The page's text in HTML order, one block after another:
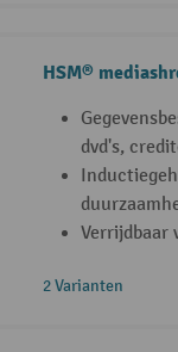
HSM®
dvd's,
Verrijdbaar
2 Varianten